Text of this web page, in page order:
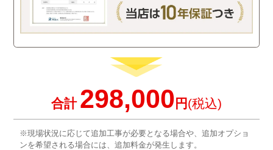
合計 298,000 円 (税込)
※現場状況に応じて追加工事が必要となる場合や、追加オプショ
ンを希望される場合には、追加料金が発生します。